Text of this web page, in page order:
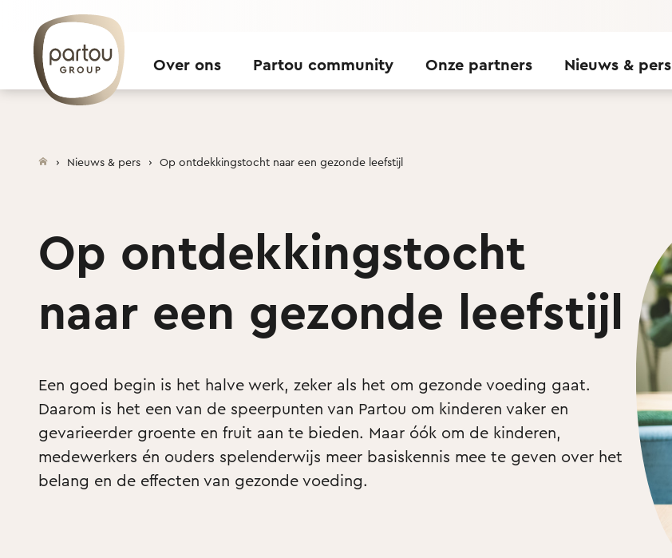
Over ons Partou community Onze partners Nieuws & pers
Nieuws & pers Op ontdekkingstocht naar een gezonde leefstijl
Op ontdekkingstocht
naar een gezonde leefstijl
Een goed begin is het halve werk, zeker als het om gezonde voeding gaat.
Daarom is het een van de speerpunten van Partou om kinderen vaker en
gevarieerder groente en fruit aan te bieden. Maar óók om de kinderen,
medewerkers én ouders spelenderwijs meer basiskennis mee te geven over het
belang en de effecten van gezonde voeding.